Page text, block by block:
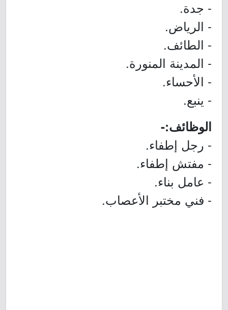
- جدة.
- الرياض.
- الطائف.
- المدينة المنورة.
- الأحساء.
- ينبع.
الوظائف:-
- رجل إطفاء.
- مفتش إطفاء.
- عامل بناء.
- فني مختبر الأعصاب.